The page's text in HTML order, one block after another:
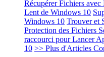
Récupérer Fichiers avec
Lent de Windows 10
Windows 10 Trouver et
Protection des Fichiers
raccourci pour Lancer
10 >> Plus d'Articles